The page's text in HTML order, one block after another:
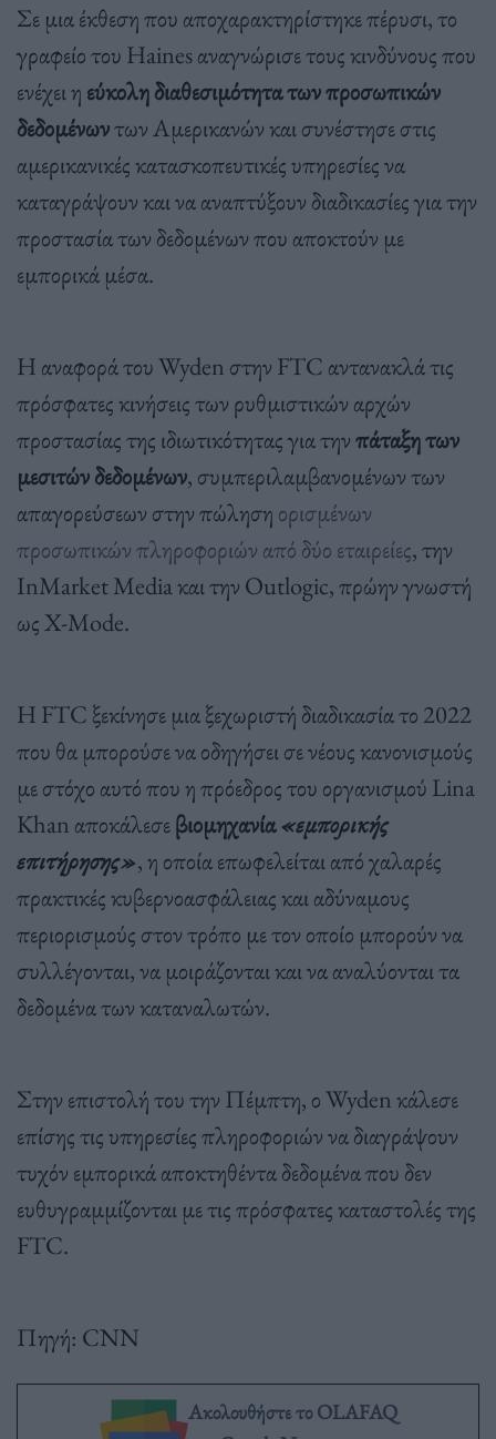
Σε μια έκθεση που αποχαρακτηρίστηκε πέρυσι, το
γραφείο του Haines αναγνώρισε τους κινδύνους που
ενέχει η εύκολη διαθεσιμότητα των προσωπικών
δεδομένωντων Αμερικανών και συνέστησε στις
αμερικανικές κατασκοπευτικές υπηρεσίες να
καταγράψουν και να αναπτύξουν διαδικασίες για την
προστασία των δεδομένων που αποκτούν με
εμπορικά μέσα.
Η αναφορά του Wyden στην FTC αντανακλά τις
πρόσφατες κινήσεις των ρυθμιστικών αρχών
προστασίας της ιδιωτικότητας για τηνπάταξη των
μεσιτών δεδομένων, συμπεριλαμβανομένων των
απαγορεύσεων στην πώληση ορισμένων
προσωπικών πληροφοριών από δύο εταιρείες, την
InMarket Media και την Outlogic, πρώην γνωστή
ως X-Mode.
Η FTC ξεκίνησε μια ξεχωριστή διαδικασία το 2022
που θα μπορούσε να οδηγήσει σε νέους κανονισμούς
με στόχο αυτό που η πρόεδρος του οργανισμού Lina
Khan αποκάλεσεβιομηχανία«εμπορικής
επιτήρησης», η οποία επωφελείται από χαλαρές
πρακτικές κυβερνοασφάλειας και αδύναμους
περιορισμούς στον τρόπο με τον οποίο μπορούν να
συλλέγονται, να μοιράζονται και να αναλύονται τα
δεδομένα των καταναλωτών.
Στην επιστολή του την Πέμπτη, ο Wyden κάλεσε
επίσης τις υπηρεσίες πληροφοριών να διαγράψουν
τυχόν εμπορικά αποκτηθέντα δεδομένα που δεν
ευθυγραμμίζονται με τις πρόσφατες καταστολές της
FTC.
Πηγή: CNN
Ακολουθήστε το OLAFAQ